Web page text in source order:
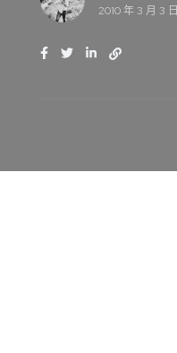
2010 年 3 月 3 日